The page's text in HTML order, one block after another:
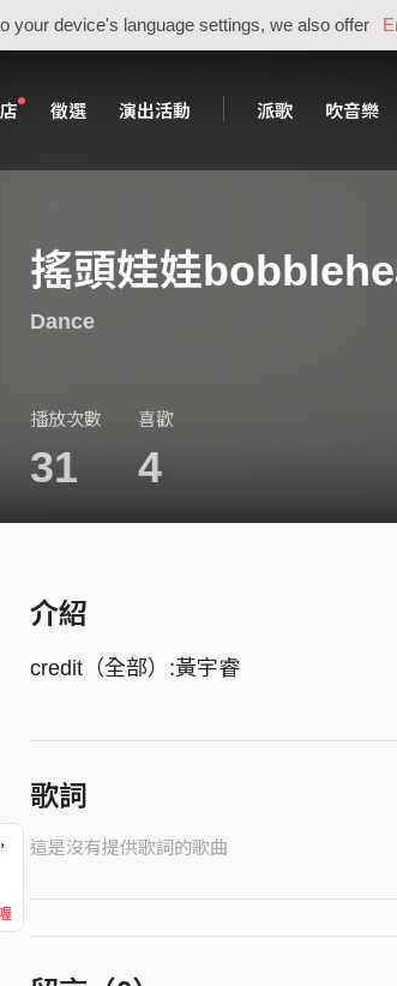
your device's language settings, we also offer
徵選 演出活動 派歌 吹音樂
搖頭娃娃
Dance
播放次數
31
喜歡
4
介紹
credit（全部）:黃宇睿
歌詞
這是沒有提供歌詞的歌曲